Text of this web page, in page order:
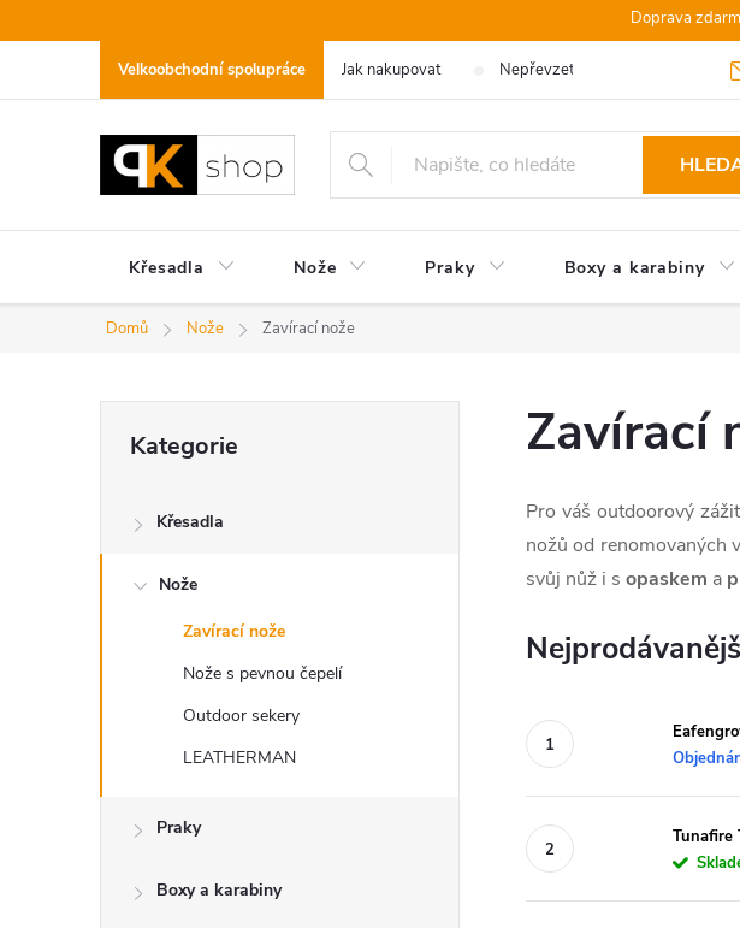
na
Doprava
Velkoobchodní spolupráce Jak nakupovat Nepřevzetí objednávky/zrušení
Křesadla Nože Praky Boxy a karabiny
Domů Nože Zavírací nože
s
n
kategorie
Kategorie
Křesadla
Nože
Zavírací nože
Nože s pevnou čepelí
Outdoor sekery
LEATHERMAN
Praky
Boxy a karabiny
Zavírací
Pro váš outdoorový
nožů od renomovaných
svůj nůž i s opaskem a
Tunafire